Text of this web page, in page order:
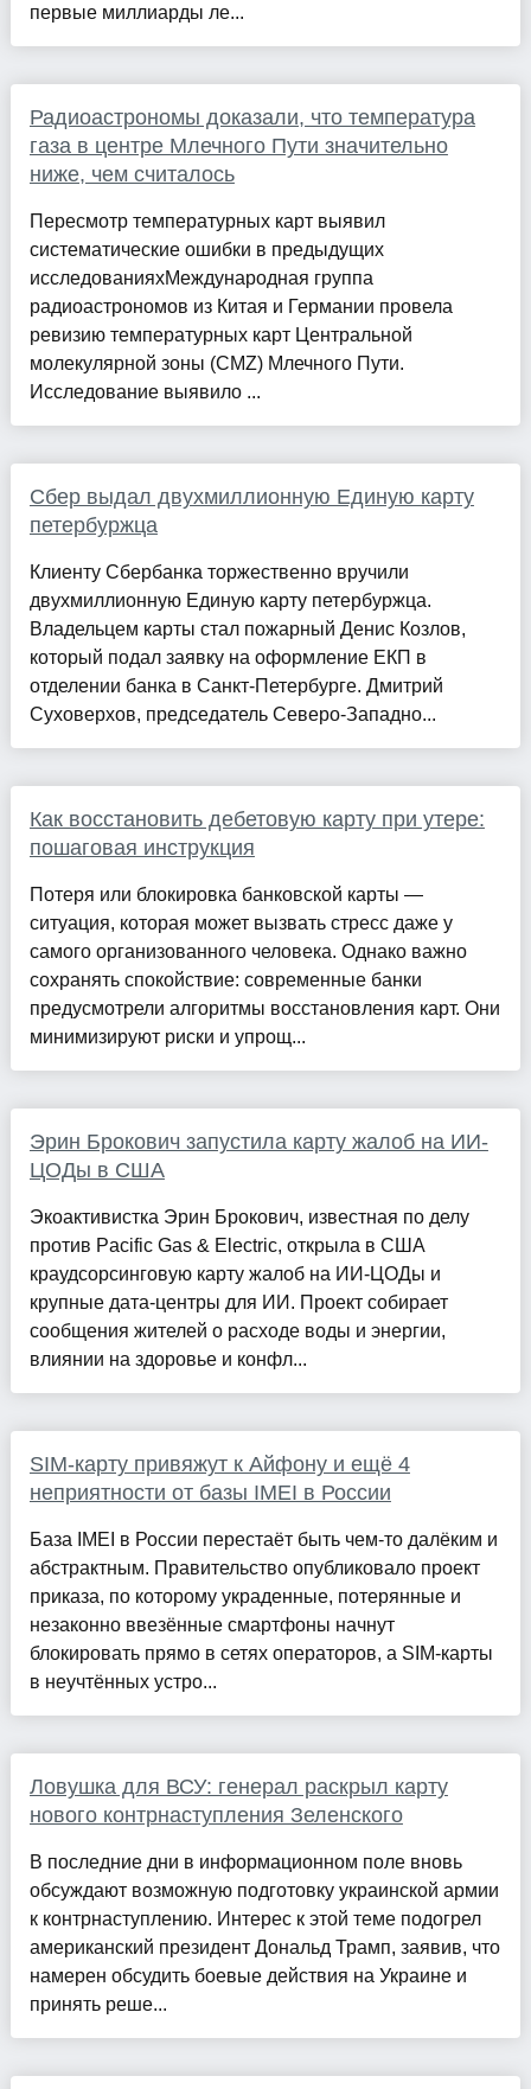
первые миллиарды ле...
Радиоастрономы доказали, что температура
газа в центре Млечного Пути значительно
ниже, чем считалось
Пересмотр температурных карт выявил
систематические ошибки в предыдущих
исследованияхМеждународная группа
радиоастрономов из Китая и Германии провела
ревизию температурных карт Центральной
молекулярной зоны (CMZ) Млечного Пути.
Исследование выявило ...
Сбер выдал двухмиллионную Единую карту
петербуржца
Клиенту Сбербанка торжественно вручили
двухмиллионную Единую карту петербуржца.
Владельцем карты стал пожарный Денис Козлов,
который подал заявку на оформление ЕКП в
отделении банка в Санкт-Петербурге. Дмитрий
Суховерхов, председатель Северо-Западно...
Как восстановить дебетовую карту при утере:
пошаговая инструкция
Потеря или блокировка банковской карты —
ситуация, которая может вызвать стресс даже у
самого организованного человека. Однако важно
сохранять спокойствие: современные банки
предусмотрели алгоритмы восстановления карт. Они
минимизируют риски и упрощ...
Эрин Брокович запустила карту жалоб на ИИ-
ЦОДы в США
Экоактивистка Эрин Брокович, известная по делу
против Pacific Gas & Electric, открыла в США
краудсорсинговую карту жалоб на ИИ-ЦОДы и
крупные дата-центры для ИИ. Проект собирает
сообщения жителей о расходе воды и энергии,
влиянии на здоровье и конфл...
SIM-карту привяжут к Айфону и ещё 4
неприятности от базы IMEI в России
База IMEI в России перестаёт быть чем-то далёким и
абстрактным. Правительство опубликовало проект
приказа, по которому украденные, потерянные и
незаконно ввезённые смартфоны начнут
блокировать прямо в сетях операторов, а SIM-карты
в неучтённых устро...
Ловушка для ВСУ: генерал раскрыл карту
нового контрнаступления Зеленского
В последние дни в информационном поле вновь
обсуждают возможную подготовку украинской армии
к контрнаступлению. Интерес к этой теме подогрел
американский президент Дональд Трамп, заявив, что
намерен обсудить боевые действия на Украине и
принять реше...